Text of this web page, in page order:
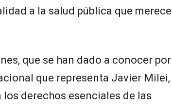
a la salud pública que
que se han dado a conocer
que representa Javier Milei,
los derechos esenciales de las